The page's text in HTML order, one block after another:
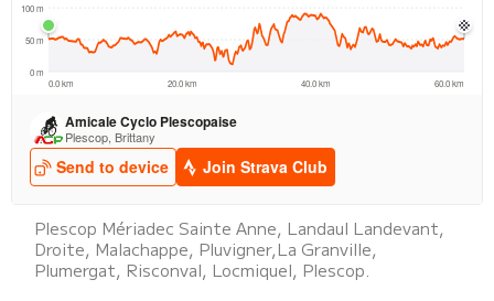
Plescop Mériadec Sainte Anne, Landaul Landevant,
Droite, Malachappe, Pluvigner,La Granville,
Plumergat, Risconval, Locmiquel, Plescop.